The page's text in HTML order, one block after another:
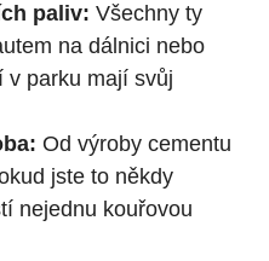
paliv: Všechny ty
na dálnici nebo
v parku mají svůj
Od výroby cementu
jste to někdy
nejednu kouřovou